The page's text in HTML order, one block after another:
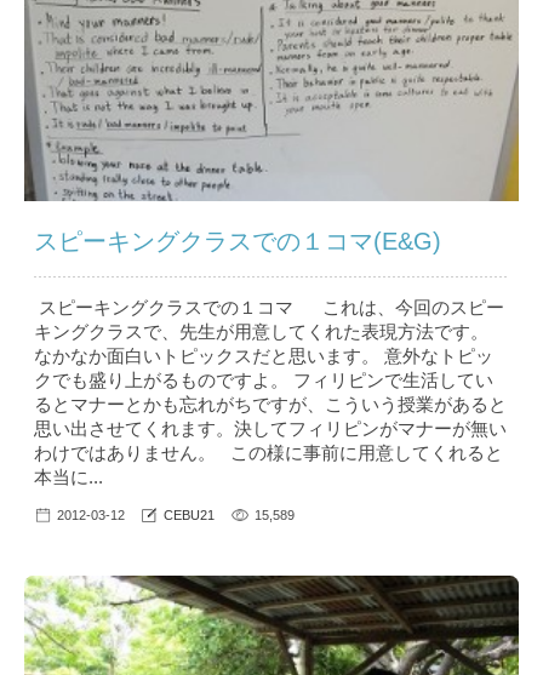
スピーキングクラスでの１コマ(E&G)
スピーキングクラスでの１コマ これは、今回のスピー
キングクラスで、先生が用意してくれた表現方法です。
なかなか面白いトピックスだと思います。 意外なトピッ
クでも盛り上がるものですよ。 フィリピンで生活してい
るとマナーとかも忘れがちですが、こういう授業があると
思い出させてくれます。決してフィリピンがマナーが無い
わけではありません。 この様に事前に用意してくれると
本当に...
2012-03-12 CEBU21 15,589